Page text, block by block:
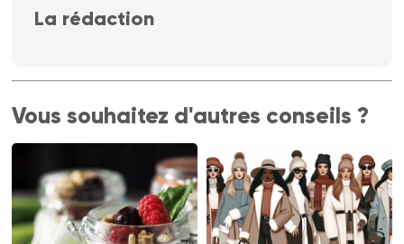
La rédaction
Vous souhaitez d'autres conseils ?